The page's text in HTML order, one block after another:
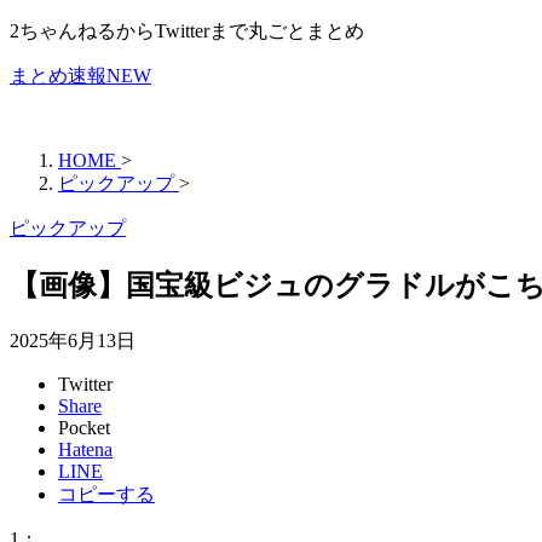
2ちゃんねるからTwitterまで丸ごとまとめ
まとめ速報NEW
HOME >
ピックアップ >
ピックアップ
【画像】国宝級ビジュのグラドルがこ
2025年6月13日
Twitter
Share
Pocket
Hatena
LINE
コピーする